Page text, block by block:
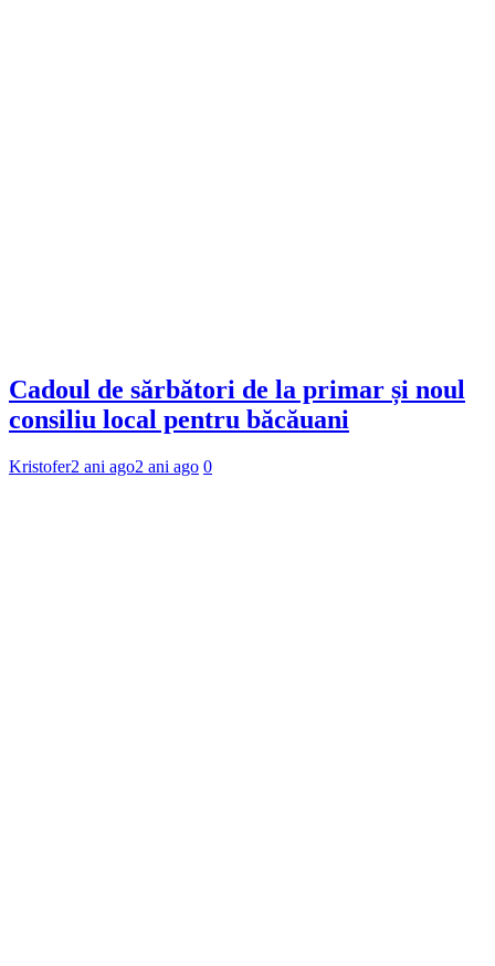
Cadoul de sărbători de la primar și noul
consiliu local pentru băcăuani
Kristofer2 ani ago2 ani ago 0